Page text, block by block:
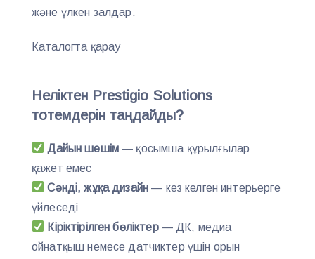
және үлкен залдар.
Каталогта қарау
Неліктен Prestigio Solutions
тотемдерін таңдайды?
Дайын шешім — қосымша құрылғылар
қажет емес
Сәнді, жұқа дизайн — кез келген интерьерге
үйлеседі
Кіріктірілген бөліктер— ДК, медиа
ойнатқыш немесе датчиктер үшін орын